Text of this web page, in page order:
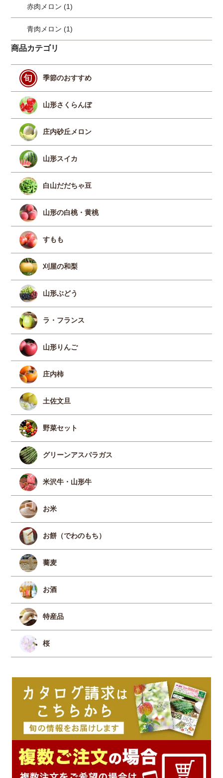
赤肉メロン (1)
青肉メロン (1)
商品カテゴリ
季節のおすすめ
山形さくらんぼ
庄内砂丘メロン
山形スイカ
白山だだちゃ豆
山形の白桃・黄桃
すもも
刈屋の和梨
山形ぶどう
ラ・フランス
山形りんご
庄内柿
土佐文旦
野菜セット
グリーンアスパラガス
米沢牛・山形牛
お米
お餅（でわのもち）
蕎麦
お酒
特産品
桜